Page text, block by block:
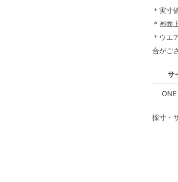
＊実寸
＊画面
＊ウエ
合がご
サ
採寸・